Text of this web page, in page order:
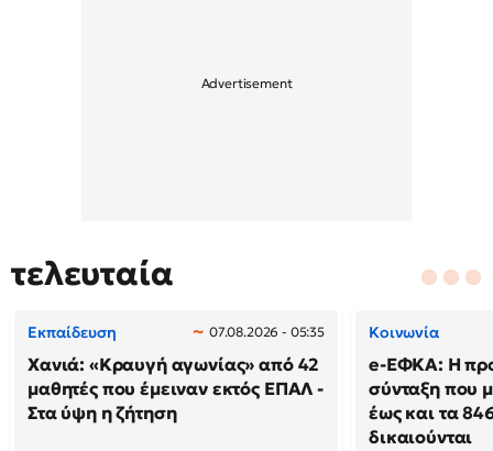
τελευταία
Εκπαίδευση 07.08.2026 - 05:35
Χανιά: «Κραυγή αγωνίας» από 42
μαθητές που έμειναν εκτός ΕΠΑΛ -
Στα ύψη η ζήτηση
Κοινωνία
e-ΕΦΚΑ: Η
σύνταξη που
έως και τα
δικαιούνται